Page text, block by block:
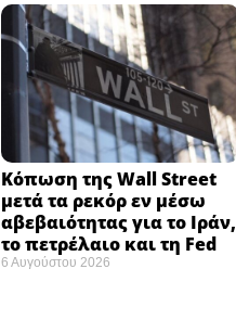
Κόπωση της Wall Street
μετά τα ρεκόρ εν μέσω
αβεβαιότητας για το Ιράν,
το πετρέλαιο και τη Fed
6 Αυγούστου 2026